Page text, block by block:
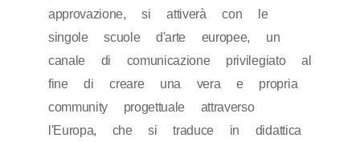
approvazione, si attiverà con le
singole scuole d'arte europee, un
canale di comunicazione privilegiato al
fine di creare una vera e propria
community progettuale attraverso
l'Europa, che si traduce in didattica